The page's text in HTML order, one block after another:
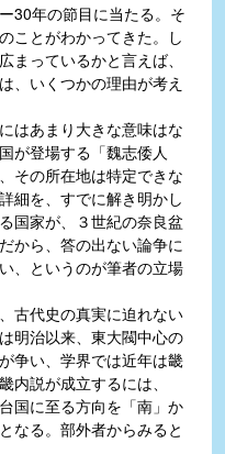
30年の節目に当たる。そ
ことがわかってきた。し
まっているかと言えば、
、いくつかの理由が考え
はあまり大きな意味はな
が登場する「魏志倭人
その所在地は特定できな
細を、すでに解き明かし
国家が、３世紀の奈良盆
から、答の出ない論争に
、というのが筆者の立場
古代史の真実に迫れない
明治以来、東大閥中心の
争い、学界では近年は畿
内説が成立するには、
国に至る方向を「南」か
なる。部外者からみると